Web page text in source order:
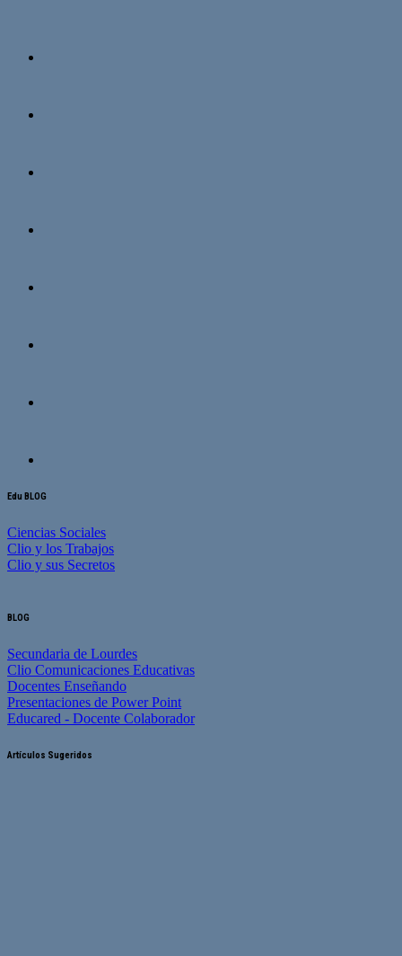
Edu BLOG
Ciencias Sociales
Clio y los Trabajos
Clio y sus Secretos
BLOG
Secundaria de Lourdes
Clio Comunicaciones Educativas
Docentes Enseñando
Presentaciones de Power Point
Educared - Docente Colaborador
Artículos Sugeridos